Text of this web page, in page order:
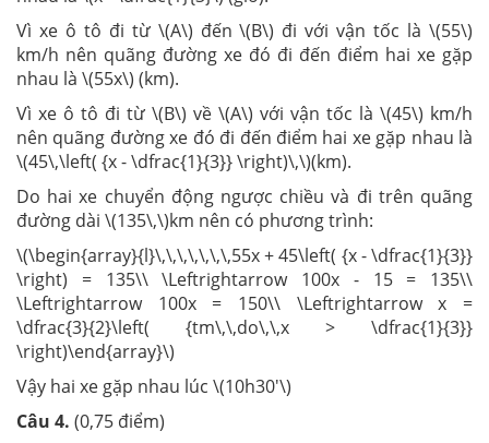
Vì xe ô tô đi từ \(A\) đến \(B\) đi với vận tốc là \(55\)
km/h nên quãng đường xe đó đi đến điểm hai xe gặp
nhau là \(55x\) (km).
Vì xe ô tô đi từ \(B\) về \(A\) với vận tốc là \(45\) km/h
nên quãng đường xe đó đi đến điểm hai xe gặp nhau là
\(45\,\left( {x - \dfrac{1}{3}} \right)\,\)(km).
Do hai xe chuyển động ngược chiều và đi trên quãng
đường dài \(135\,\)km nên có phương trình:
\(\begin{array}{l}\,\,\,\,\,\,\,55x + 45\left( {x - \dfrac{1}{3}}
\right) = 135\\ \Leftrightarrow 100x - 15 = 135\\
\Leftrightarrow 100x = 150\\ \Leftrightarrow x =
\dfrac{3}{2}\left( {tm\,\,do\,\,x > \dfrac{1}{3}}
\right)\end{array}\)
Vậy hai xe gặp nhau lúc \(10h30'\)
Câu 4. (0,75 điểm)